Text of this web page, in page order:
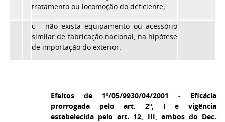
tratamento ou locomoção do deficiente;
c - não exista equipamento ou acessório
similar de fabricação nacional, na hipótese
de importação do exterior.
Efeitos de 1º/05/9930/04/2001 - Eficácia
prorrogada pelo art. 2º, I e vigência
estabelecida pelo art. 12, III, ambos do Dec.